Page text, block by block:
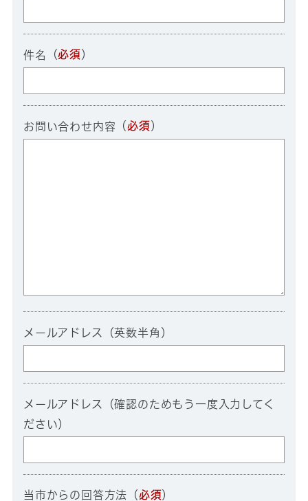
件名 （必須 ）
お問い合わせ内容 （必須 ）
メールアドレス（英数半角）
メールアドレス（確認のためもう一度入力してく
ださい）
当市からの回答方法 （必須）